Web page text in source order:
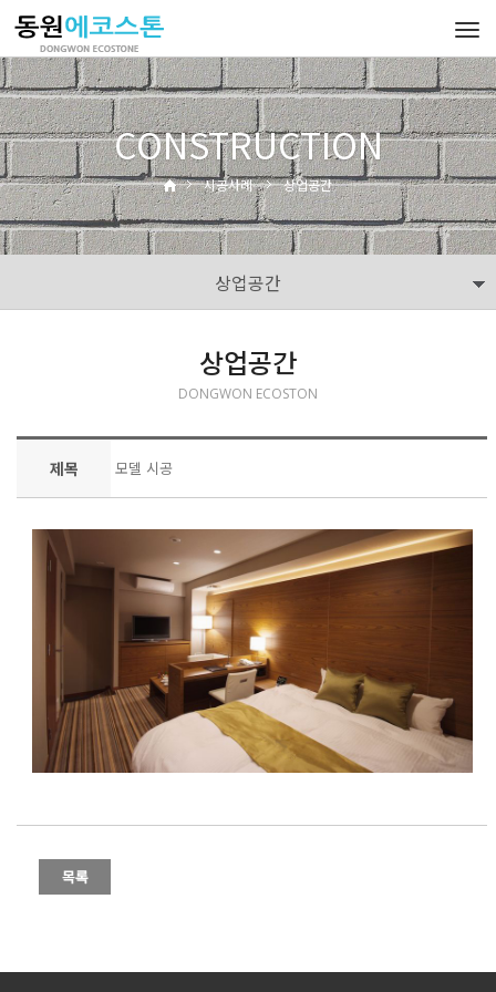
CONSTRUCTION
시공사례 상업공간
상업공간
상업공간
DONGWON ECOSTON
제목 모델 시공